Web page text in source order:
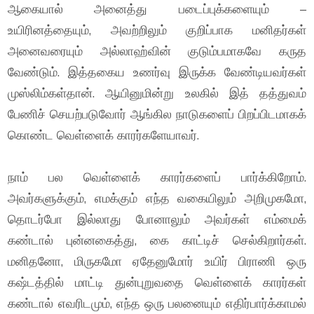
ஆகையால் அனைத்து படைப்புக்களையும் –
உயிரினத்தையும், அவற்றிலும் குறிப்பாக மனிதர்கள்
அனைவரையும் அல்லாஹ்வின் குடும்பமாகவே கருத
வேண்டும். இத்தகைய உணர்வு இருக்க வேண்டியவர்கள்
முஸ்லிம்கள்தான். ஆயினுமின்று உலகில் இத் தத்துவம்
பேணிச் செயற்படுவோர் ஆங்கில நாடுகளைப் பிறப்பிடமாகக்
கொண்ட வெள்ளைக் காரர்களேயாவர்.
நாம் பல வெள்ளைக் காரர்களைப் பார்க்கிறோம்.
அவர்களுக்கும், எமக்கும் எந்த வகையிலும் அறிமுகமோ,
தொடர்போ இல்லாது போனாலும் அவர்கள் எம்மைக்
கண்டால் புன்னகைத்து, கை காட்டிச் செல்கிறார்கள்.
மனிதனோ, மிருகமோ ஏதேனுமோர் உயிர் பிராணி ஒரு
கஷ்டத்தில் மாட்டி துன்புறுவதை வெள்ளைக் காரர்கள்
கண்டால் எவரிடமும், எந்த ஒரு பலனையும் எதிர்பார்க்காமல்